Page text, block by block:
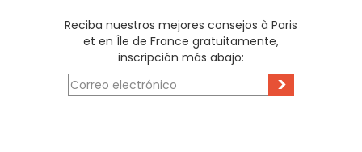
Reciba nuestros mejores consejos à Paris
et en Île de France gratuitamente,
inscripción más abajo:
>